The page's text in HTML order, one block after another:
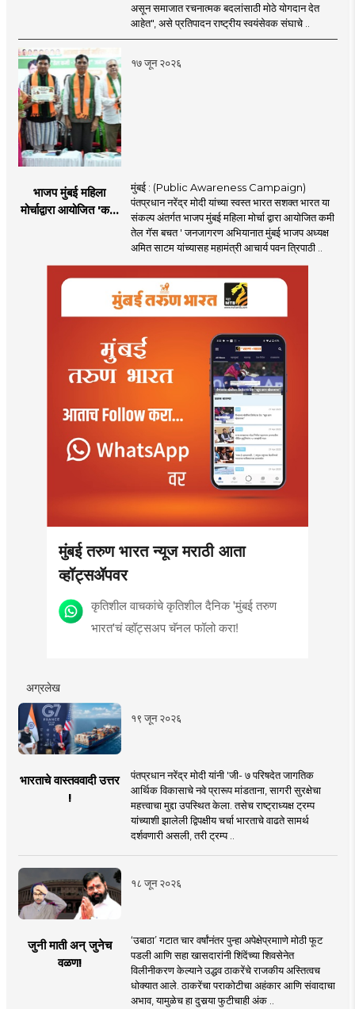
असून समाजात रचनात्मक बदलांसाठी मोठे योगदान देत
आहेत", असे प्रतिपादन राष्ट्रीय स्वयंसेवक संघाचे ..
१७ जून २०२६
भाजप मुंबई महिला
मोर्चाद्वारा आयोजित 'कमी
मुंबई : (Public Awareness Campaign)
पंतप्रधान नरेंद्र मोदी यांच्या स्वस्त भारत सशक्त भारत या
संकल्प अंतर्गत भाजप मुंबई महिला मोर्चा द्वारा आयोजित कमी
तेल गॅस बचत ' जनजागरण अभियानात मुंबई भाजप अध्यक्ष
अमित साटम यांच्यासह महामंत्री आचार्य पवन त्रिपाठी ..
मुंबई तरुण भारत न्यूज मराठी आता
व्हॉट्सॲपवर
कृतिशील वाचकांचे कृतिशील दैनिक 'मुंबई तरुण
भारत'चं व्हॉट्सअप चॅनल फॉलो करा!
अग्रलेख
१९ जून २०२६
भारताचे वास्तववादी उत्तर
!
पंतप्रधान नरेंद्र मोदी यांनी 'जी- ७ परिषदेत जागतिक
आर्थिक विकासाचे नवे प्रारूप मांडताना, सागरी सुरक्षेचा
महत्त्वाचा मुद्दा उपस्थित केला. तसेच राष्ट्राध्यक्ष ट्रम्प
यांच्याशी झालेली द्विपक्षीय चर्चा भारताचे वाढते सामर्थ
दर्शवणारी असली, तरी ट्रम्प ..
१८ जून २०२६
जुनी माती अन् जुनेच
वळण!
‘उबाठा’ गटात चार वर्षांनंतर पुन्हा अपेक्षेप्रमााणे मोठी फूट
पडली आणि सहा खासदारांनी शिंदेंच्या शिवसेनेत
विलीनीकरण केल्याने उद्धव ठाकरेंचे राजकीय अस्तित्वच
धोक्यात आले. ठाकरेंचा पराकोटीचा अहंकार आणि संवादाचा
अभाव, यामुळेच हा दुसर्‍या फुटीचाही अंक ..